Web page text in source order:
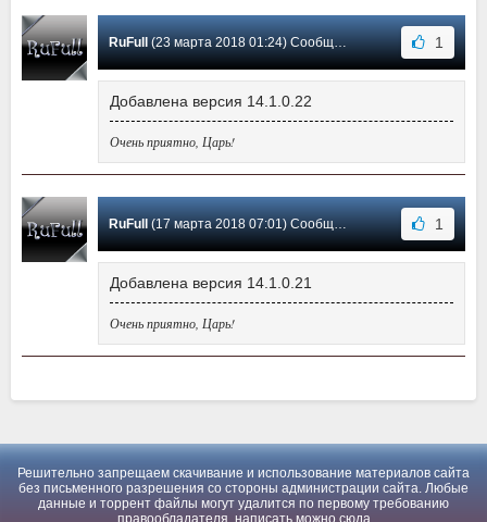
RuFull (23 марта 2018 01:24) Сообщение #-1 1
Добавлена версия 14.1.0.22
Очень приятно, Царь!
RuFull (17 марта 2018 07:01) Сообщение #-2 1
Добавлена версия 14.1.0.21
Очень приятно, Царь!
Решительно запрещаем скачивание и использование материалов сайта
без письменного разрешения со стороны администрации сайта. Любые
данные и торрент файлы могут удалится по первому требованию
правообладателя, написать можно сюда